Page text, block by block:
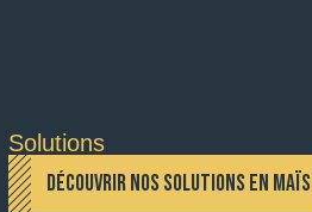
Solutions
DÉCOUVRIR NOS SOLUTIONS EN MAÏS